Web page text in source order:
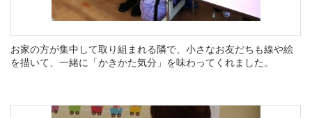
お家の方が集中して取り組まれる隣で、小さなお友だちも線や絵
を描いて、一緒に「かきかた気分」を味わってくれました。